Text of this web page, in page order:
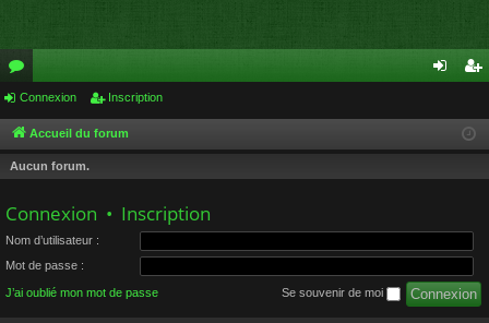
or
u
m
cri
Connexion Inscription
Accueil du forum
Aucun forum.
Connexion • Inscription
Nom d’utilisateur :
Mot de passe :
J’ai oublié mon mot de passe Se souvenir de moi